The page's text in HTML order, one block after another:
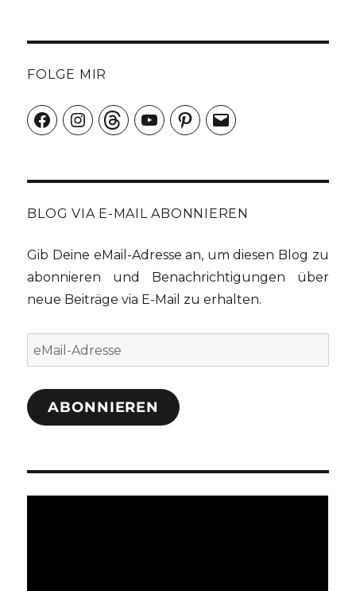
FOLGE MIR
FacebookInstagramThreadsYouTubePinterest
E-
Mail
BLOG VIA E-MAIL ABONNIEREN
Gib Deine eMail-Adresse an, um diesen Blog zu
abonnieren und Benachrichtigungen über
neue Beiträge via E-Mail zu erhalten.
eMail-
Adresse
ABONNIEREN